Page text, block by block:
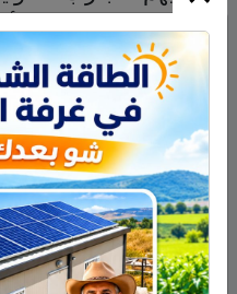
المعدلة التي تبديهم
العكس. وبعبارة
أنفسنا موجودة في
وشباباً عما نبدو عليه
ويخلص جميس كيلنر
لهوس الناس تصوير
بالقول «إن الناس
أنفسهم كثيراً حتى